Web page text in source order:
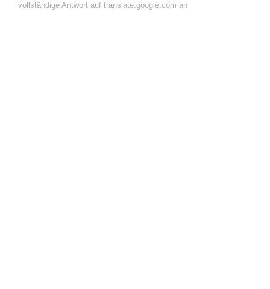
vollständige Antwort auf translate.google.com an